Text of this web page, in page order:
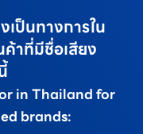
เป็นทางการใน
ค้าที่มีชื่อเสียง
in Thailand for
brands: